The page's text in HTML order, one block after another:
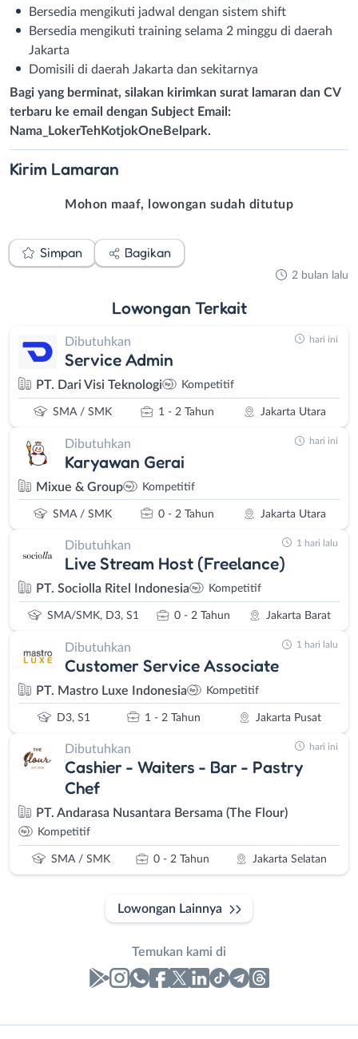
Bersedia mengikuti jadwal dengan sistem shift
Bersedia mengikuti training selama 2 minggu di daerah
Jakarta
Domisili di daerah Jakarta dan sekitarnya
Bagi yang berminat, silakan kirimkan surat lamaran dan CV
terbaru ke email dengan Subject Email:
Nama_LokerTehKotjokOneBelpark.
Kirim Lamaran
Mohon maaf, lowongan sudah ditutup
Simpan Bagikan
2 bulan lalu
Lowongan Terkait
Dibutuhkan
Service Admin
PT. Dari Visi Teknologi Kompetitif
SMA / SMK 1 - 2 Tahun Jakarta Utara
hari ini
Dibutuhkan
Karyawan Gerai
Mixue & Group Kompetitif
SMA / SMK 0 - 2 Tahun Jakarta Utara
hari ini
Dibutuhkan
Live Stream Host (Freelance)
PT. Sociolla Ritel Indonesia Kompetitif
SMA/SMK, D3, S1 0 - 2 Tahun Jakarta Barat
1 hari lalu
Dibutuhkan
Customer Service Associate
PT. Mastro Luxe Indonesia Kompetitif
D3, S1 1 - 2 Tahun Jakarta Pusat
1 hari lalu
Dibutuhkan
Cashier - Waiters - Bar - Pastry
Chef
PT. Andarasa Nusantara Bersama (The Flour)
Kompetitif
SMA / SMK 0 - 2 Tahun Jakarta Selatan
hari ini
Lowongan Lainnya
Temukan kami di